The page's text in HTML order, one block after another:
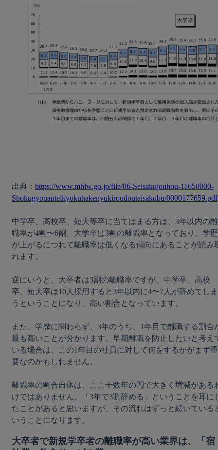
出典： https://www.mhlw.go.jp/file/06-Seisakujouhou-11650000-
Shokugyouanteikyokuhakenyukiroudoutaisakubu/0000177659.pdf
中学卒、高校卒、短大等卒に当てはまる方は、3年以内の離
職率が4割〜6割、大学卒は3割の離職率となっており、学歴
が上がるにつれて離職率は低くなる傾向にあることが読み
れます。
逆にいうと、大卒者は3割の離職率ですが、中学卒、高校
卒、短大卒は10人採用すると3年以内に4〜7人が辞めてしま
うということになり、高い割合となっています。
また、学歴に関わらず、3年のうち、1年目で離職する割合
最も高いことが分かります。早期離職を防止したいと考え
いる場合は、この1年目の社員に対して何をするかがまず重
要なのかもしれません。
離職率の割合自体は、ここ十数年の間で大きく増減がある
けではありません。「3年で3割辞める」ということを耳に
たことがあると思いますが、その流れはずっと続いている
大卒者で新規学卒者の離職率が高い業界は、「宿